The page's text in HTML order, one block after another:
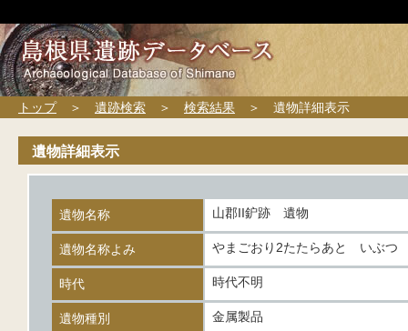
トップ＞ 遺跡検索 ＞ 検索結果 ＞ 遺物詳細表示
遺物詳細表示
遺物名称 山郡II鈩跡 遺物
遺物名称よみ やまごおり2たたらあと いぶつ
時代 時代不明
遺物種別 金属製品